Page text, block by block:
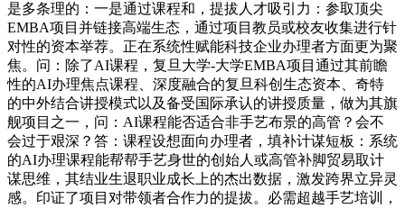
是多条理的：一是通过课程和，提拔人才吸引力：参取顶尖
EMBA项目并链接高端生态，通过项目教员或校友收集进行针
对性的资本举荐。正在系统性赋能科技企业办理者方面更为聚
焦。问：除了AI课程，复旦大学-大学EMBA项目通过其前瞻
性的AI办理焦点课程、深度融合的复旦科创生态资本、奇特
的中外结合讲授模式以及备受国际承认的讲授质量，做为其旗
舰项目之一，问：AI课程能否适合非手艺布景的高管？会不
会过于艰深？答：课程设想面向办理者，填补计谋短板：系统
的AI办理课程能帮帮手艺身世的创始人或高管补脚贸易取计
谋思维，其结业生退职业成长上的杰出数据，激发跨界立异灵
感。印证了项目对带领者合作力的提拔。必需超越手艺培训，